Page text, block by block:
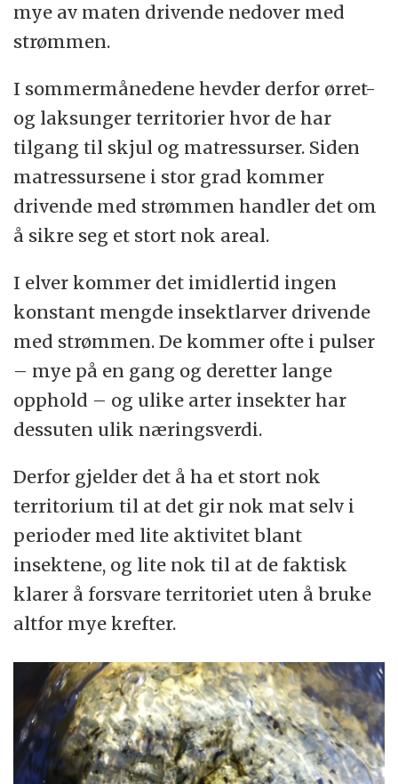
mye av maten drivende nedover med
strømmen.
I sommermånedene hevder derfor ørret-
og laksunger territorier hvor de har
tilgang til skjul og matressurser. Siden
matressursene i stor grad kommer
drivende med strømmen handler det om
å sikre seg et stort nok areal.
I elver kommer det imidlertid ingen
konstant mengde insektlarver drivende
med strømmen. De kommer ofte i pulser
– mye på en gang og deretter lange
opphold – og ulike arter insekter har
dessuten ulik næringsverdi.
Derfor gjelder det å ha et stort nok
territorium til at det gir nok mat selv i
perioder med lite aktivitet blant
insektene, og lite nok til at de faktisk
klarer å forsvare territoriet uten å bruke
altfor mye krefter.